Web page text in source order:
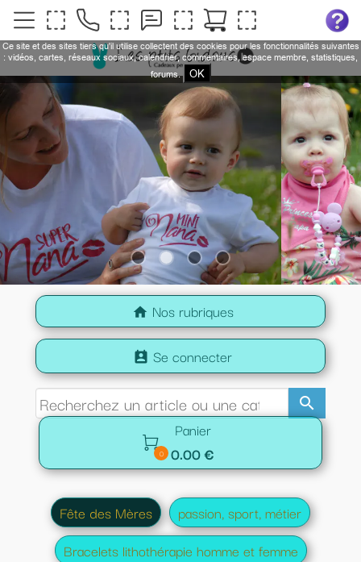
home Nos rubriques
search
perm_contact_calendar Se connecter

0
Panier
0.00 €
Fête des Mères
passion, sport, métier
Bracelets lithothérapie homme et femme
Ce site et des sites tiers qu'il utilise collectent des cookies pour les fonctionnalités suivantes
: vidéos, cartes, réseaux sociaux, calendrier, commentaires, espace membre, statistiques,
forums.
OK